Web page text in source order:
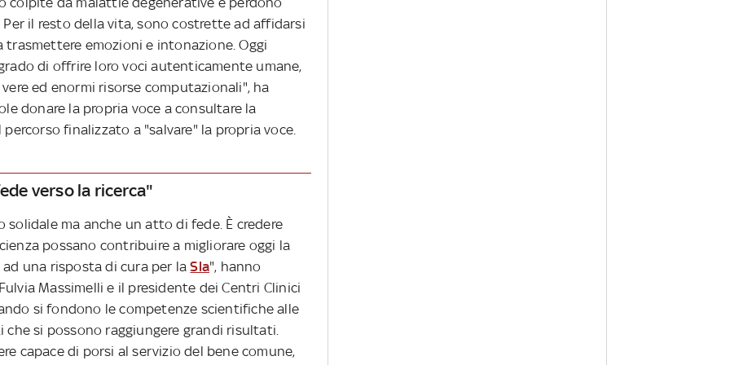
il resto della vita, sono costrette ad affidarsi
emozioni e intonazione. Oggi
di offrire loro voci autenticamente umane,
ed enormi risorse computazionali", ha
donare la propria voce a consultare la
finalizzato a "salvare" la propria voce.
verso la ricerca"
solidale ma anche un atto di fede. È credere
possano contribuire a migliorare oggi la
una risposta di cura per laSla", hanno
Massimelli e il presidente dei Centri Clinici
si fondono le competenze scientifiche alle
si possono raggiungere grandi risultati.
capace di porsi al servizio del bene comune,